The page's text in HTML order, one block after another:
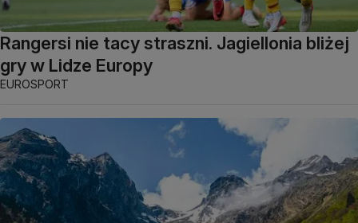
Rangersi nie tacy straszni. Jagiellonia bliżej
gry w Lidze Europy
EUROSPORT